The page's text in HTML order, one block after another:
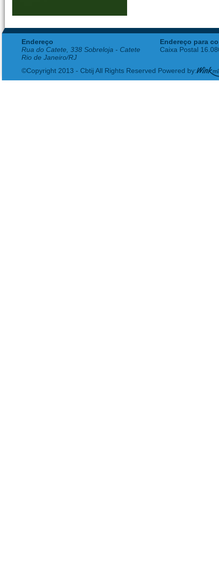
Endereço
Rua do Catete, 338 Sobreloja - Catete
Rio de Janeiro/RJ
Endereço para
Caixa Postal
©Copyright 2013 - Cbtij All Rights Reserved Powered by: